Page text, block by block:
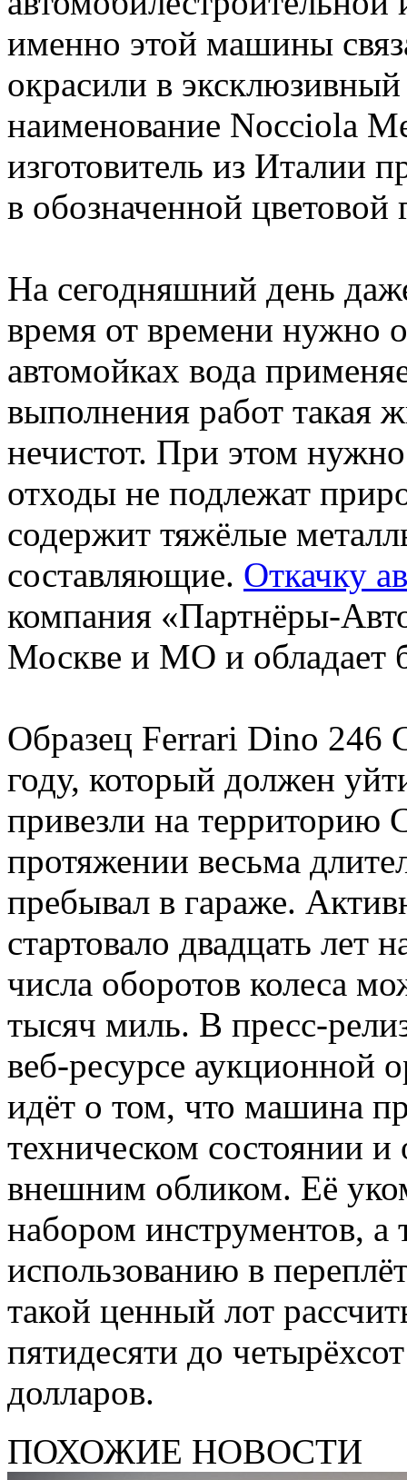
именно этой машины
окрасили в
наименование Nocciola
изготовитель из Италии
в обозначенной цветовой
На сегодняшний день
время от времени нужно
автомойках вода
выполнения работ такая
нечистот. При этом
отходы не подлежат
содержит тяжёлые
составляющие. Откачку
компания «Партнёры-
Москве и МО и обладает
Образец Ferrari Dino 246
году, который должен
привезли на территорию
протяжении весьма
пребывал в гараже.
стартовало двадцать лет
числа оборотов колеса
тысяч миль. В пресс-
веб-ресурсе аукционной
идёт о том, что машина
техническом состоянии и
внешним обликом. Её
набором инструментов, а
использованию в
такой ценный лот
пятидесяти до
долларов.
ПОХОЖИЕ НОВОСТИ